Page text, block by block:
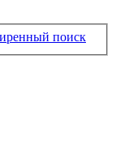
поиск